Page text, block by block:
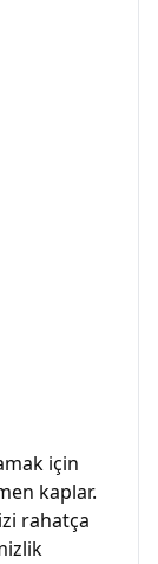
için
kaplar.
rahatça